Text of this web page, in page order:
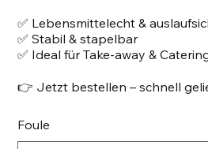
✅ Lebensmittelecht &
✅ Stabil & stapelbar
✅ Ideal für Take-away &
👉 Jetzt bestellen – schnell
Foule